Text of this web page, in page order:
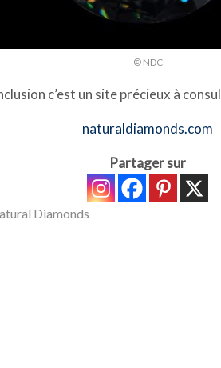
© NDC
c’est un site précieux à
naturaldiamonds.com
Partager sur
Diamonds